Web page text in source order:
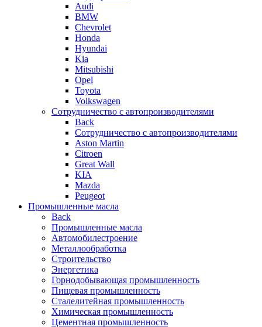
Audi
BMW
Chevrolet
Honda
Hyundai
Kia
Mitsubishi
Opel
Toyota
Volkswagen
Сотрудничество с автопроизводителями
Back
Сотрудничество с автопроизводителями
Aston Martin
Citroen
Great Wall
KIA
Mazda
Peugeot
Промышленные масла
Back
Промышленные масла
Автомобилестроение
Металлообработка
Строительство
Энергетика
Горнодобывающая промышленность
Пищевая промышленность
Сталелитейная промышленность
Химическая промышленность
Цементная промышленность